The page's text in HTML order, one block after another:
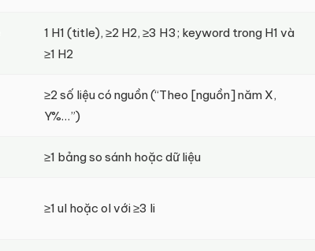
1 H1 (title), ≥2 H2, ≥3 H3; keyword trong H1 và
≥1 H2
≥2 số liệu có nguồn (“Theo [nguồn] năm X,
Y%…”)
≥1 bảng so sánh hoặc dữ liệu
≥1 ul hoặc ol với ≥3 li